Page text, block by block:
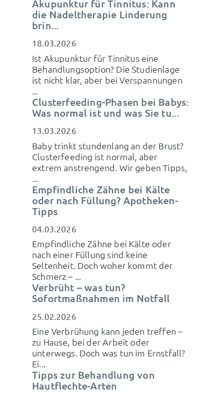
Akupunktur für Tinnitus: Kann
die Nadeltherapie Linderung
brin...
18.03.2026
Ist Akupunktur für Tinnitus eine
Behandlungsoption? Die Studienlage
ist nicht klar, aber bei Verspannungen
...
Clusterfeeding-Phasen bei Babys:
Was normal ist und was Sie tu...
13.03.2026
Baby trinkt stundenlang an der Brust?
Clusterfeeding ist normal, aber
extrem anstrengend. Wir geben Tipps,
Empfindliche Zähne bei Kälte
oder nach Füllung? Apotheken-
Tipps
04.03.2026
Empfindliche Zähne bei Kälte oder
nach einer Füllung sind keine
Seltenheit. Doch woher kommt der
Schmerz – ...
Verbrüht – was tun?
Sofortmaßnahmen im Notfall
25.02.2026
Eine Verbrühung kann jeden treffen –
zu Hause, bei der Arbeit oder
unterwegs. Doch was tun im Ernstfall?
Ei...
Tipps zur Behandlung von
Hautflechte-Arten